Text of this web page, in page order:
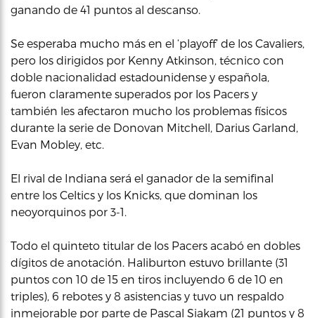
ganando de 41 puntos al descanso.
Se esperaba mucho más en el ‘playoff’ de los Cavaliers,
pero los dirigidos por Kenny Atkinson, técnico con
doble nacionalidad estadounidense y española,
fueron claramente superados por los Pacers y
también les afectaron mucho los problemas físicos
durante la serie de Donovan Mitchell, Darius Garland,
Evan Mobley, etc.
El rival de Indiana será el ganador de la semifinal
entre los Celtics y los Knicks, que dominan los
neoyorquinos por 3-1.
Todo el quinteto titular de los Pacers acabó en dobles
dígitos de anotación. Haliburton estuvo brillante (31
puntos con 10 de 15 en tiros incluyendo 6 de 10 en
triples), 6 rebotes y 8 asistencias y tuvo un respaldo
inmejorable por parte de Pascal Siakam (21 puntos y 8